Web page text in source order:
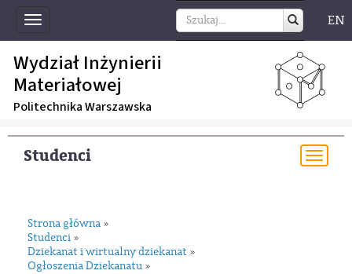
Toggle
navigation
EN
Wydział Inżynierii
Materiałowej
Politechnika Warszawska
Studenci
Strona główna »
Studenci »
Dziekanat i wirtualny dziekanat »
Ogłoszenia Dziekanatu »